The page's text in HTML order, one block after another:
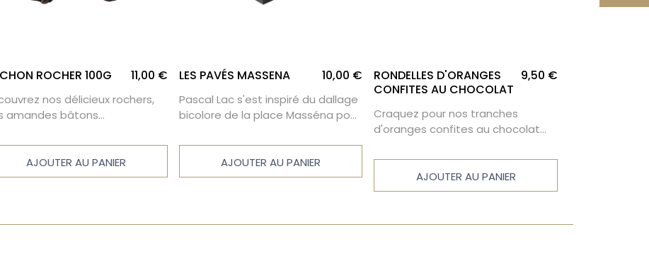
ROCHER 100G
nos délicieux rochers,
amandes bâtons
au lait ou chocolat noir.
11,00 €
AJOUTER AU PANIER
LES PAVÉS MASSENA
Pascal Lac s'est inspiré du dallage
bicolore de la place Masséna pour
à l'ancienne, laissant apparaître
de douces notes d'amandes et
de noisettes grillées.
10,00 €
AJOUTER AU PANIER
RONDELLES D'ORANGES
CONFITES AU CHOCOLAT
Craquez pour nos tranches
d'oranges confites au chocolat
9,50 €
AJOUTER AU PANIER